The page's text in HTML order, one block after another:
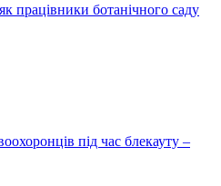
працівники ботанічного саду
під час блекауту –